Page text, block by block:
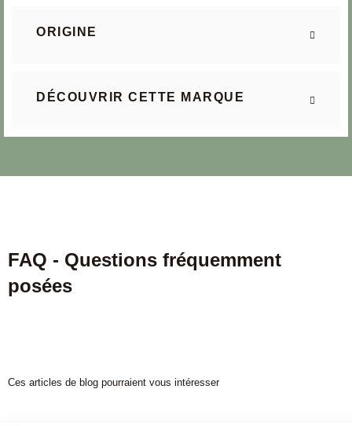
ORIGINE
DÉCOUVRIR CETTE MARQUE
FAQ - Questions fréquemment
posées
Ces articles de blog pourraient vous intéresser